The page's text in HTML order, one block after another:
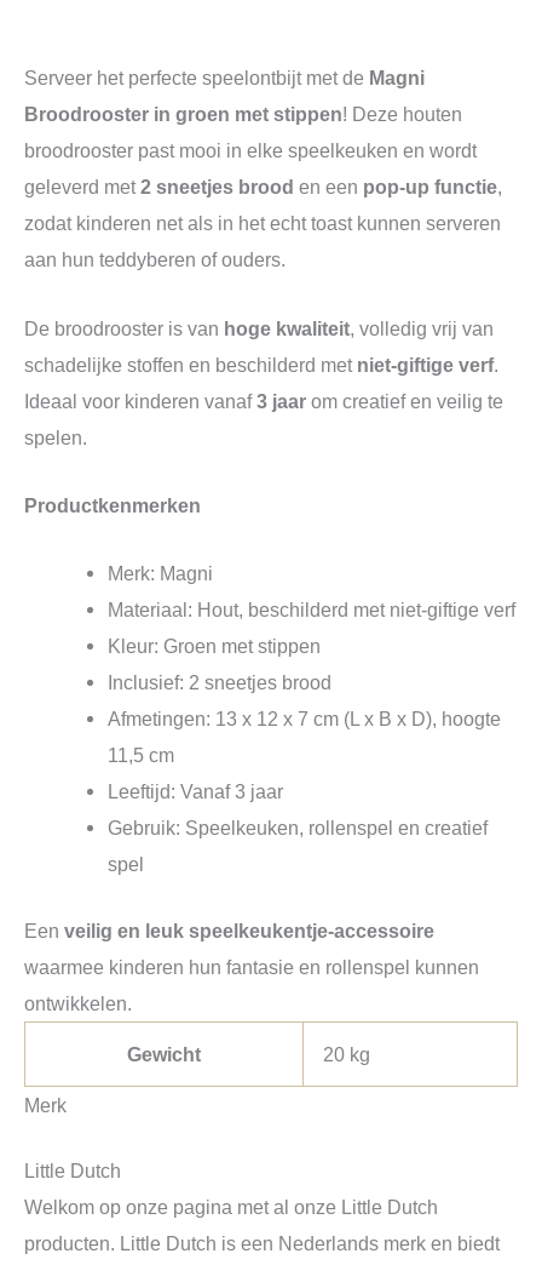
Serveer het perfecte speelontbijt met de Magni
Broodrooster in groen met stippen! Deze houten
broodrooster past mooi in elke speelkeuken en wordt
geleverd met2 sneetjes brood en een pop-up functie,
zodat kinderen net als in het echt toast kunnen serveren
aan hun teddyberen of ouders.
De broodrooster is van hoge kwaliteit , volledig vrij van
schadelijke stoffen en beschilderd met niet-giftige verf.
Ideaal voor kinderen vanaf3 jaar om creatief en veilig te
spelen.
Productkenmerken
Merk: Magni
Materiaal: Hout, beschilderd met niet-giftige verf
Kleur: Groen met stippen
Inclusief: 2 sneetjes brood
Afmetingen: 13 x 12 x 7 cm (L x B x D), hoogte
11,5 cm
Leeftijd: Vanaf 3 jaar
Gebruik: Speelkeuken, rollenspel en creatief
spel
Een veilig en leuk speelkeukentje-accessoire
waarmee kinderen hun fantasie en rollenspel kunnen
ontwikkelen.
Gewicht 20 kg
Merk
Little Dutch
Welkom op onze pagina met al onze Little Dutch
producten. Little Dutch is een Nederlands merk en biedt